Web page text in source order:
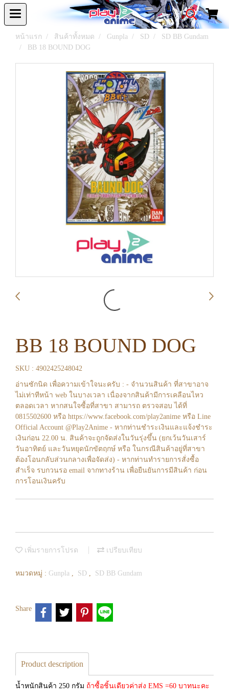
หน้าแรก สินค้าทั้งหมด Gunpla SD
SD BB Gundam
BB 18 BOUND DOG
BB 18 BOUND DOG
SKU : 4902425248042
อ่านซักนิด เพื่อความเข้าใจนะครับ : - จำนวนสินค้า ที่สาขาอาจ
ไม่เท่าทีหน้า web ในบางเวลา เนื่องจากสินค้ามีการเคลือนไหว
ตลอดเวลา หากสนใจซื้อที่สาขา สามารถ ตรวจสอบ ได้ที่
0815502600 หรือ https://www.facebook.com/play2anime หรือ Line
Official Account @Play2Anime - หากท่านชำระเงินและแจ้งชำระ
เงินก่อน 22.00 น. สินค้าจะถูกจัดส่งในวันรุ่งขึ้น (ยกเว้นวันเสาร์
วันอาทิตย์ และวันหยุดนักขัตฤกษ์ หรือ ในกรณีสินค้าอยู่ที่สาขา
ต้องโอนกลับส่วนกลางเพื่อจัดส่ง) - หากท่านทำรายการสั่งซื้อ
สำเร็จ รบกวนรอ email จากทางร้าน เพื่อยืนยันการมีสินค้า ก่อน
การโอนเงินครับ
เพิ่มรายการโปรด เปรียบเทียบ
หมวดหมู่ : Gunpla , SD , SD BB Gundam
Share
Product description
น้ำหนักสินค้า 250 กรัม ถ้าซื้อชิ้นเดียวค่าส่ง EMS =60 บาทนะคะ